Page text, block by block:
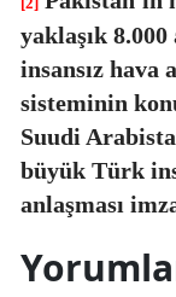
yaklaşık
insansız hava
sisteminin
Suudi
büyük Türk
anlaşması